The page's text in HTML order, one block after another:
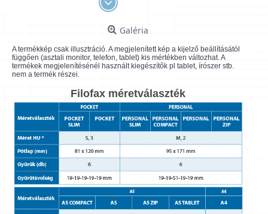
Galéria
A termékkép csak illusztráció. A megjelenített kép a kijelző beállításától
függően (asztali monitor, telefon, tablet) kis mértékben változhat. A
termékek megjelenítésénél használt kiegészítők pl tablet, írószer stb.
nem a termék részei.
Filofax méretválaszték